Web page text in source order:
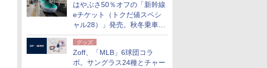
はやぶさ50％オフの「新幹線
eチケット（トクだ値スペシ
ャル28）」発売。秋冬乗車
分、えきねっと限定
グッズ
Zoff、「MLB」6球団コラ
ボ。サングラス24種とチャー